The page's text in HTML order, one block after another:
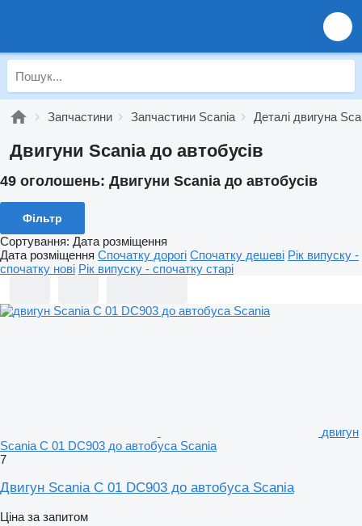
Запчастини Запчастини Scania Деталі двигуна
Двигуни Scania до автобусів
49 оголошень: Двигуни Scania до автобусів
Фільтр
Сортування: Дата розміщення
Дата розміщення Спочатку дорогі Спочатку дешеві Рік випуску -
спочатку нові Рік випуску - спочатку старі
двигун
Scania С 01 DC903 до автобуса Scania
7
Двигун Scania С 01 DC903 до автобуса Scania
Ціна за запитом